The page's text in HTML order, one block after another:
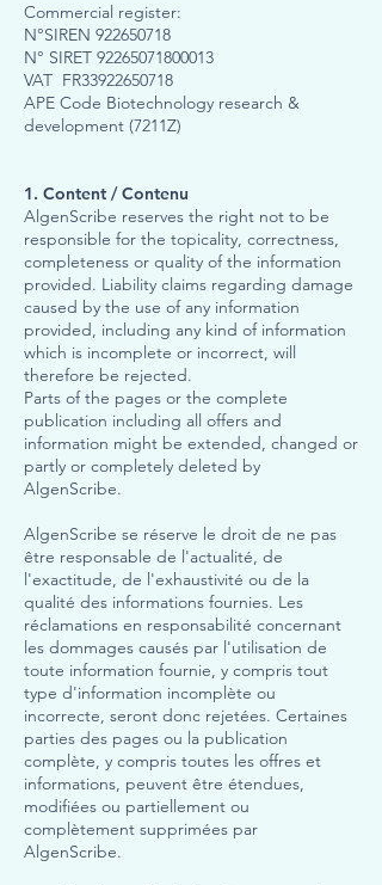
Commercial register:
N°SIREN 922650718
N° SIRET 92265071800013
VAT FR33922650718
APE Code Biotechnology research &
development (7211Z)
1. Content / Contenu
AlgenScribe reserves the right not to be
responsible for the topicality, correctness,
completeness or quality of the information
provided. Liability claims regarding damage
caused by the use of any information
provided, including any kind of information
which is incomplete or incorrect, will
therefore be rejected.
Parts of the pages or the complete
publication including all offers and
information might be extended, changed or
partly or completely deleted by
AlgenScribe.
AlgenScribe se réserve le droit de ne pas
être responsable de l'actualité, de
l'exactitude, de l'exhaustivité ou de la
qualité des informations fournies. Les
réclamations en responsabilité concernant
les dommages causés par l'utilisation de
toute information fournie, y compris tout
type d'information incomplète ou
incorrecte, seront donc rejetées. Certaines
parties des pages ou la publication
complète, y compris toutes les offres et
informations, peuvent être étendues,
modifiées ou partiellement ou
complètement supprimées par
AlgenScribe.